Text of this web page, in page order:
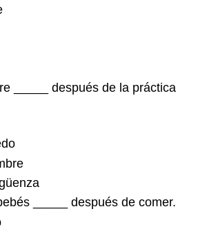
_____ después de la práctica
_____ después de comer.